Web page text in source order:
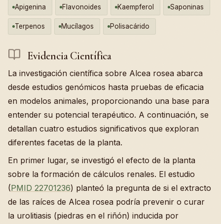
Apigenina Flavonoides Kaempferol Saponinas
Terpenos Mucílagos Polisacárido
Evidencia Científica
La investigación científica sobre Alcea rosea abarca
desde estudios genómicos hasta pruebas de eficacia
en modelos animales, proporcionando una base para
entender su potencial terapéutico. A continuación, se
detallan cuatro estudios significativos que exploran
diferentes facetas de la planta.
En primer lugar, se investigó el efecto de la planta
sobre la formación de cálculos renales. El estudio
(PMID 22701236) planteó la pregunta de si el extracto
de las raíces de Alcea rosea podría prevenir o curar
la urolitiasis (piedras en el riñón) inducida por